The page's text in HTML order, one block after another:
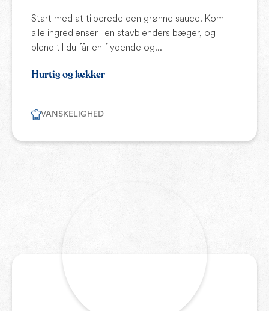
Start med at tilberede den grønne sauce. Kom
alle ingredienser i en stavblenders bæger, og
blend til du får en flydende og...
Hurtig og lækker
VANSKELIGHED